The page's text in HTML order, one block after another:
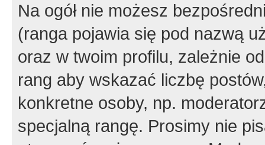
Na ogół nie możesz
(ranga pojawia się pod nazwą
oraz w twoim profilu, zależnie
rang aby wskazać liczbę
konkretne osoby, np.
specjalną rangę. Prosimy nie